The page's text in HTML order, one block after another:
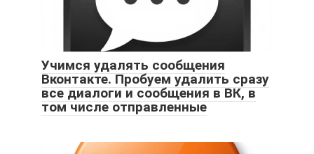
Учимся удалять сообщения
Вконтакте. Пробуем удалить сразу
все диалоги и сообщения в ВК, в
том числе отправленные